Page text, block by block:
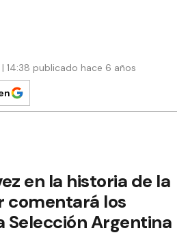
publicado hace 6 años
en la historia de la
comentará los
Selección Argentina